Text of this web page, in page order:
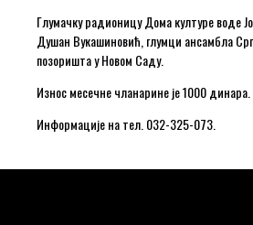
Глумачку радионицу Дома културе воде
Душан Вукашиновић, глумци ансамбла
позоришта у Новом Саду.
Износ месечне чланарине је 1000 динара.
Информације на тел. 032-325-073.